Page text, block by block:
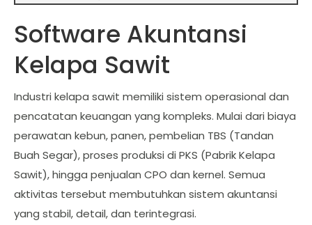
Software Akuntansi
Kelapa Sawit
Industri kelapa sawit memiliki sistem operasional dan
pencatatan keuangan yang kompleks. Mulai dari biaya
perawatan kebun, panen, pembelian TBS (Tandan
Buah Segar), proses produksi di PKS (Pabrik Kelapa
Sawit), hingga penjualan CPO dan kernel. Semua
aktivitas tersebut membutuhkan sistem akuntansi
yang stabil, detail, dan terintegrasi.